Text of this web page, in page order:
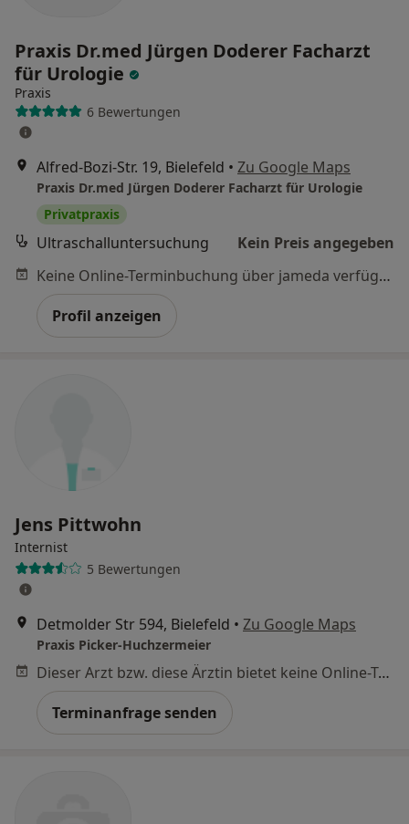
Praxis Dr.med Jürgen Doderer Facharzt
für Urologie
Praxis
6 Bewertungen
Alfred-Bozi-Str. 19, Bielefeld • Zu Google Maps
Praxis Dr.med Jürgen Doderer Facharzt für Urologie
Privatpraxis
Ultraschalluntersuchung
Kein Preis angegeben
Keine Online-Terminbuchung über jameda verfügbar
Profil anzeigen
Jens Pittwohn
Internist
5 Bewertungen
Detmolder Str 594, Bielefeld • Zu Google Maps
Praxis Picker-Huchzermeier
Dieser Arzt bzw. diese Ärztin bietet keine Online-Terminbuchung an diesem Standort an.
Terminanfrage senden